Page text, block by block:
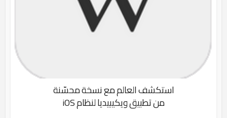
استكشف العالم مع نسخة محسّنة
من تطبيق ويكيبيديا لنظام iOS